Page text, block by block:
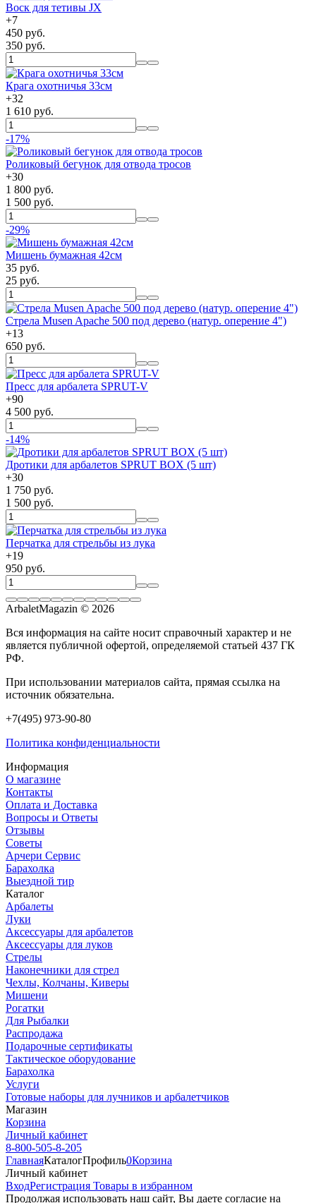
Воск для тетивы JX
+7
450 руб.
350 руб.
Крага охотничья 33см
+32
1 610 руб.
-17%
Роликовый бегунок для отвода тросов
+30
1 800 руб.
1 500 руб.
-29%
Мишень бумажная 42см
35 руб.
25 руб.
Стрела Musen Apache 500 под дерево (натур. оперение 4")
+13
650 руб.
Пресс для арбалета SPRUT-V
+90
4 500 руб.
-14%
Дротики для арбалетов SPRUT BOX (5 шт)
+30
1 750 руб.
1 500 руб.
Перчатка для стрельбы из лука
+19
950 руб.
ArbaletMagazin © 2026
Вся информация на сайте носит справочный характер и не
является публичной офертой, определяемой статьей 437 ГК
РФ.
При использовании материалов сайта, прямая ссылка на
источник обязательна.
+7(495) 973-90-80
Политика конфиденциальности
Информация
О магазине
Контакты
Оплата и Доставка
Вопросы и Ответы
Отзывы
Советы
Арчери Сервис
Барахолка
Выездной тир
Каталог
Арбалеты
Луки
Аксессуары для арбалетов
Аксессуары для луков
Стрелы
Наконечники для стрел
Чехлы, Колчаны, Киверы
Мишени
Рогатки
Для Рыбалки
Распродажа
Подарочные сертификаты
Тактическое оборудование
Барахолка
Услуги
Готовые наборы для лучников и арбалетчиков
Магазин
Корзина
Личный кабинет
8-800-505-8-205
ГлавнаяКаталогПрофиль0Корзина
Личный кабинет
ВходРегистрация Товары в избранном
Продолжая использовать наш cайт, Вы даете согласие на